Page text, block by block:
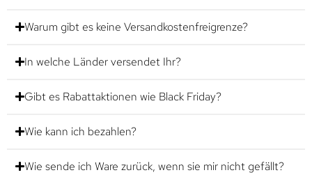
Warum gibt es keine Versandkostenfreigrenze?
In welche Länder versendet Ihr?
Gibt es Rabattaktionen wie Black Friday?
Wie kann ich bezahlen?
Wie sende ich Ware zurück, wenn sie mir nicht gefällt?